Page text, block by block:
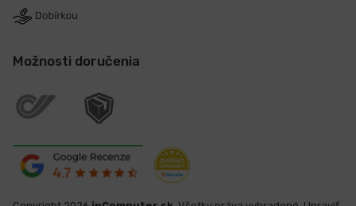
Možnosti doručenia